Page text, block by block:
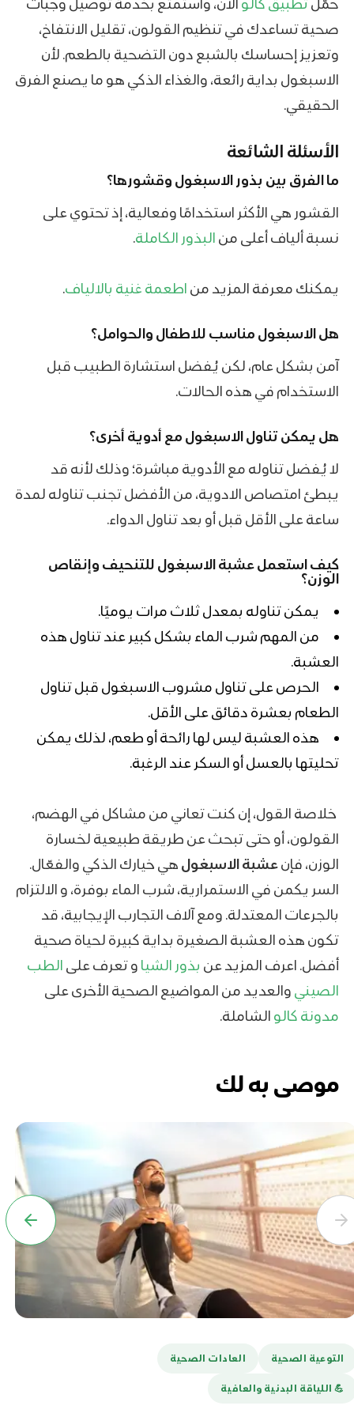
حمّل تطبيق كالو الآن، واستمتع بخدمة توصيل وجبات
صحية تساعدك في تنظيم القولون، تقليل الانتفاخ،
وتعزيز إحساسك بالشبع دون التضحية بالطعم. لأن
الاسبغول بداية رائعة، والغذاء الذكي هو ما يصنع الفرق
الحقيقي.
الأسئلة الشائعة
ما الفرق بين بذور الاسبغول وقشورها؟
القشور هي الأكثر استخدامًا وفعالية، إذ تحتوي على
نسبة ألياف أعلى من البذور الكاملة.
يمكنك معرفة المزيد من اطعمة غنية بالالياف.
هل الاسبغول مناسب للاطفال والحوامل؟
آمن بشكل عام، لكن يُفضل استشارة الطبيب قبل
الاستخدام في هذه الحالات.
هل يمكن تناول الاسبغول مع أدوية أخرى؟
لا يُفضل تناوله مع الأدوية مباشرة؛ وذلك لأنه قد
يبطئ امتصاص الادوية، من الأفضل تجنب تناوله لمدة
ساعة على الأقل قبل أو بعد تناول الدواء.
كيف استعملعشبة الاسبغول للتنحيف وإنقاص
الوزن؟
يمكن تناوله بمعدل ثلاث مرات يوميًا.
من المهم شرب الماء بشكل كبير عند تناول هذه
العشبة.
الحرص على تناول مشروب الاسبغول قبل تناول
الطعام بعشرة دقائق على الأقل.
هذه العشبة ليس لها رائحة أو طعم، لذلك يمكن
تحليتها بالعسل أو السكر عند الرغبة.
خلاصة القول، إن كنت تعاني من مشاكل في الهضم،
القولون، أو حتى تبحث عن طريقة طبيعية لخسارة
الوزن، فإنعشبة الاسبغول هي خيارك الذكي والفعّال.
السر يكمن في الاستمرارية، شرب الماء بوفرة، و الالتزام
بالجرعات المعتدلة. ومع آلاف التجارب الإيجابية، قد
تكون هذه العشبة الصغيرة بداية كبيرة لحياة صحية
أفضل. اعرف المزيد عن بذور الشيا و تعرف على الطب
الصيني والعديد من المواضيع الصحية الأخرى على
مدونة كالو الشاملة.
موصى به لك
التوعية الصحية العادات الصحية
💪️ اللياقة البدنية والعافية